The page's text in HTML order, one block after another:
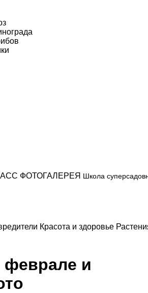
ФОТОГАЛЕРЕЯ Школа
Красота и здоровье
феврале и